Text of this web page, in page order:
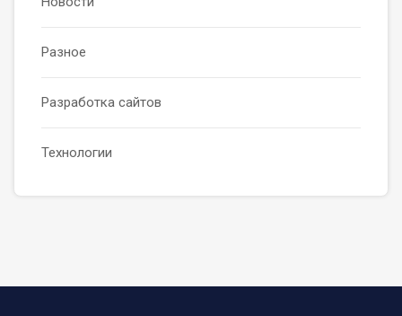
Разное
Разработка сайтов
Технологии